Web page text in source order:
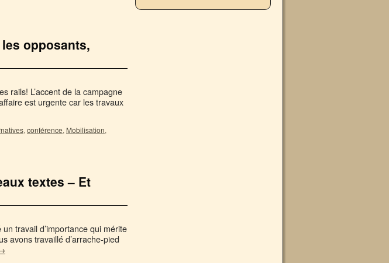
opposants,
rails! L’accent de la campagne
est urgente car les travaux
, conférence, Mobilisation,
textes – Et
travail d’importance qui mérite
avons travaillé d’arrache-pied